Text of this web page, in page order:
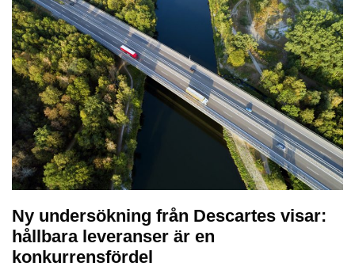
Ny undersökning från Descartes visar:
hållbara leveranser är en
konkurrensfördel